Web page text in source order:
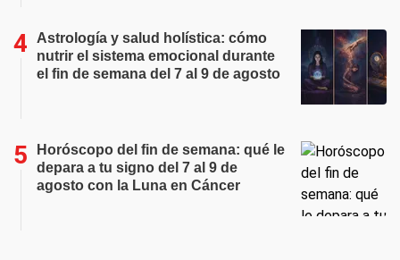
Astrología y salud holística: cómo
nutrir el sistema emocional durante
el fin de semana del 7 al 9 de agosto
Horóscopo del fin de semana: qué le
depara a tu signo del 7 al 9 de
agosto con la Luna en Cáncer